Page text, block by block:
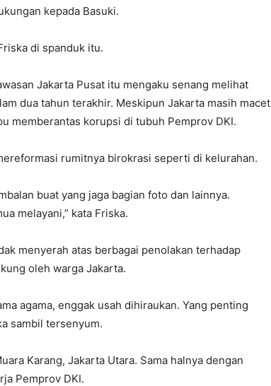
kepada Basuki.
di spanduk itu.
Jakarta Pusat itu mengaku senang melihat
dua tahun terakhir. Meskipun Jakarta masih macet
memberantas korupsi di tubuh Pemprov DKI.
rumitnya birokrasi seperti di kelurahan.
buat yang jaga bagian foto dan lainnya.
melayani,” kata Friska.
menyerah atas berbagai penolakan terhadap
oleh warga Jakarta.
agama, enggak usah dihiraukan. Yang penting
sambil tersenyum.
Karang, Jakarta Utara. Sama halnya dengan
Pemprov DKI.